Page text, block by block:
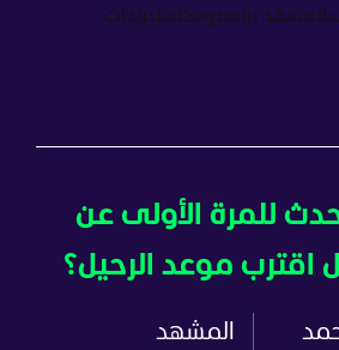
المشهد بزنسبودكاستترندات
للمرة الأولى عن
اقترب موعد الرحيل؟
المشهد